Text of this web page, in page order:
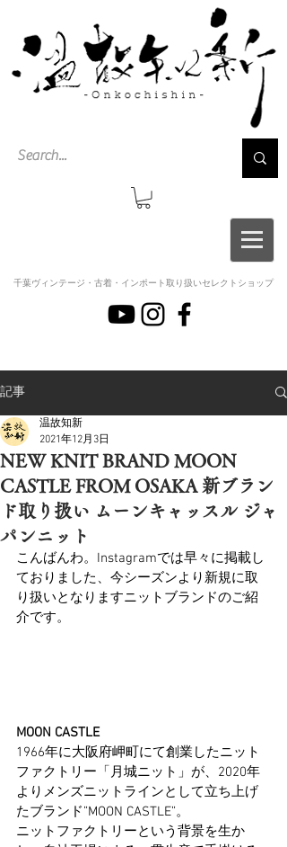
千葉ヴィンテージ・古着・インポート取り扱いセレクトショップ
記事
NEW KNIT BRAND MOON
CASTLE FROM OSAKA 新ブラン
ド取り扱い ムーンキャッスル ジャ
パンニット
温故知新
2021年12月3日
こんばんわ。Instagramでは早々に掲載し
ておりました、今シーズンより新規に取
り扱いとなりますニットブランドのご紹
介です。
MOON CASTLE
1966年に大阪府岬町にて創業したニット
ファクトリー「月城ニット」が、2020年
よりメンズニットラインとして立ち上げ
たブランド”MOON CASTLE”。
ニットファクトリーという背景を生か